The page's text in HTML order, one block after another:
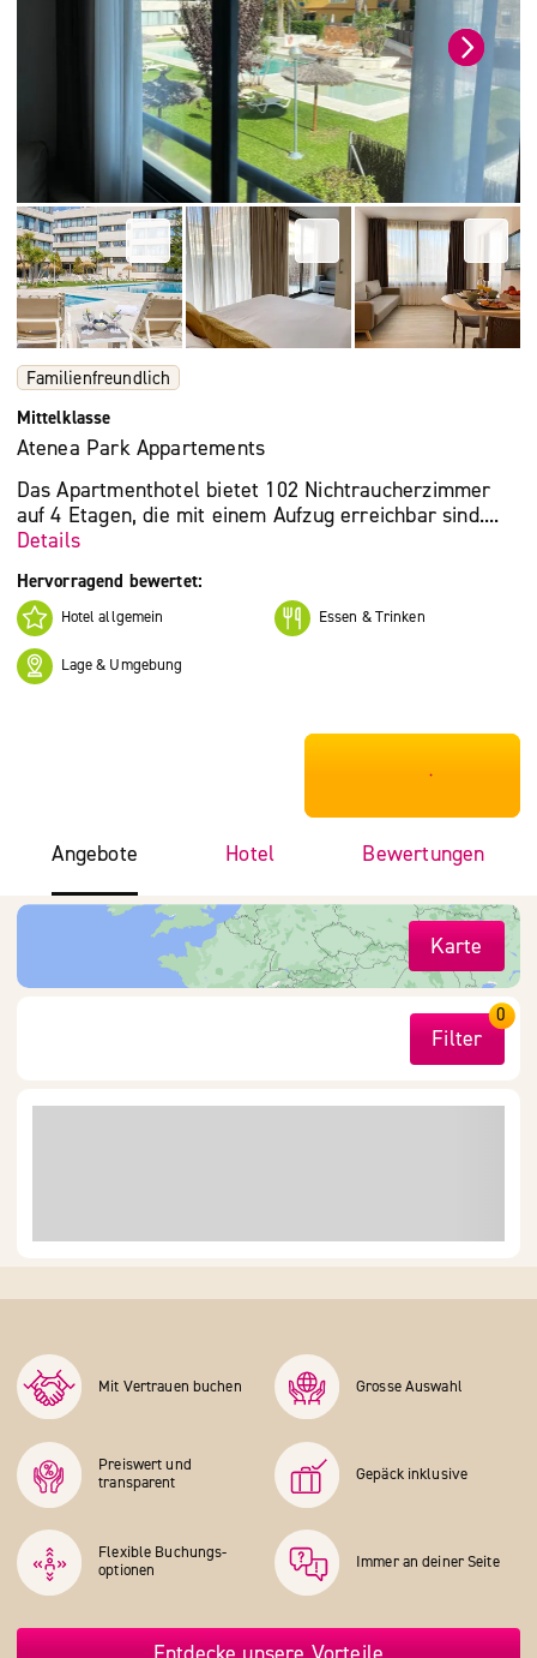
Familienfreundlich
Mittelklasse
Atenea Park Appartements
Das Apartmenthotel bietet 102 Nichtraucherzimmer
auf 4 Etagen, die mit einem Aufzug erreichbar sind....
Details
Hervorragend bewertet:
Hotel allgemein Essen & Trinken
Lage & Umgebung
***************
Angebote Hotel Bewertungen
Karte
Filter
0
Mit Vertrauen buchen Grosse Auswahl
Preiswert und
transparent
Gepäck inklusive
Flexible Buchungs­
optionen
Immer an deiner Seite